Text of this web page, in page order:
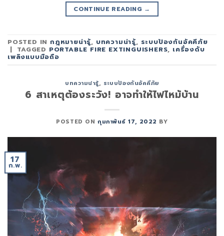
CONTINUE READING →
POSTED INกฎหมายน่ารู้, บทความน่ารู้, ระบบป้องกันอัคคีภัย
| TAGGED PORTABLE FIRE EXTINGUISHERS, เครื่องดับ
เพลิงแบบมือถือ
บทความน่ารู้, ระบบป้องกันอัคคีภัย
6 สาเหตุต้องระวัง! อาจทำให้ไฟไหม้บ้าน
POSTED ON กุมภาพันธ์ 17, 2022 BY
17
ก.พ.